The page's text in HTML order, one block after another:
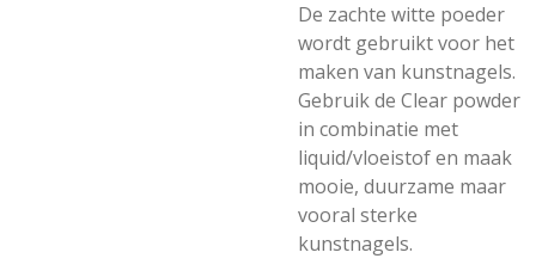
De zachte witte poeder
wordt gebruikt voor het
maken van kunstnagels.
Gebruik de Clear powder
in combinatie met
liquid/vloeistof en maak
mooie, duurzame maar
vooral sterke
kunstnagels.